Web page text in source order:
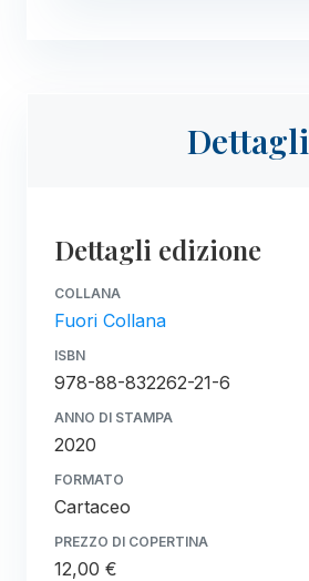
Dettagli
Dettagli edizione
COLLANA
Fuori Collana
ISBN
978-88-832262-21-6
ANNO DI STAMPA
2020
FORMATO
Cartaceo
PREZZO DI COPERTINA
12,00 €